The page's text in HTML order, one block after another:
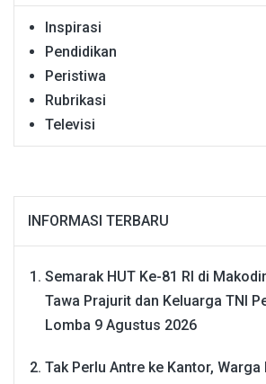
Inspirasi
Pendidikan
Peristiwa
Rubrikasi
Televisi
INFORMASI TERBARU
Semarak HUT Ke-81 RI di
Tawa Prajurit dan Keluarga TNI
Lomba 9 Agustus 2026
Tak Perlu Antre ke Kantor,